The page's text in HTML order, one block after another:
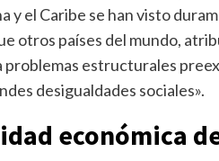
y el Caribe se han visto
otros países del mundo,
problemas estructurales
desigualdades sociales».
económica